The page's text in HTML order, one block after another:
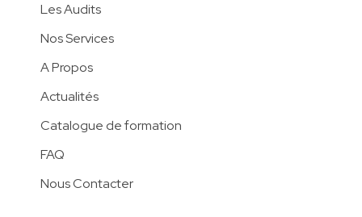
Les Audits
Nos Services
A Propos
Actualités
Catalogue de formation
FAQ
Nous Contacter